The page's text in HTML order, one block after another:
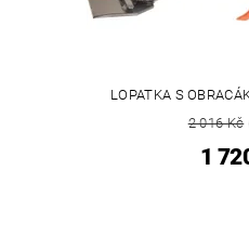
LOPATKA S
2 016 Kč
1